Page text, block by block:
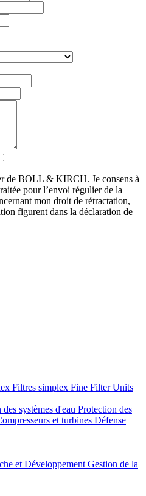
de BOLL & KIRCH. Je consens à
pour l’envoi régulier de la
mon droit de rétractation,
figurent dans la déclaration de
Filtres simplex Fine Filter Units
systèmes d'eau Protection des
et turbines Défense
et Développement Gestion de la